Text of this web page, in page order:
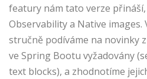
featury nám tato verze
Observability a Native images.
stručně podíváme na novinky
ve Spring Bootu vyžadovány
text blocks), a zhodnotíme